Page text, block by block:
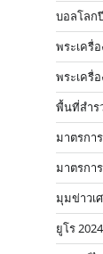
บอลโลก
พระเครื่
พระเครื่
พื้นที่สำร
มาตรกา
มาตรกา
มุมข่าวเ
ยูโร